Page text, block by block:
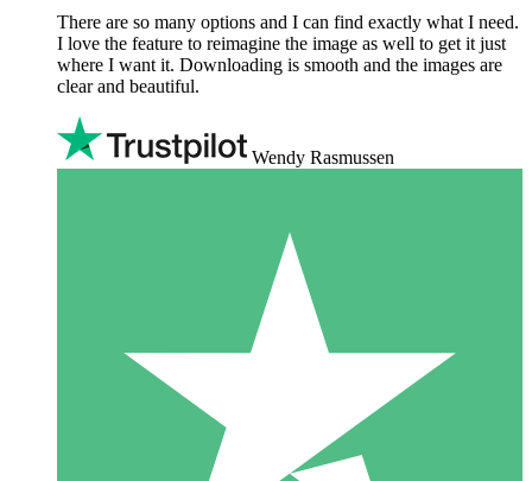
There are so many options and I can find exactly what I need.
I love the feature to reimagine the image as well to get it just
where I want it. Downloading is smooth and the images are
clear and beautiful.
Wendy Rasmussen